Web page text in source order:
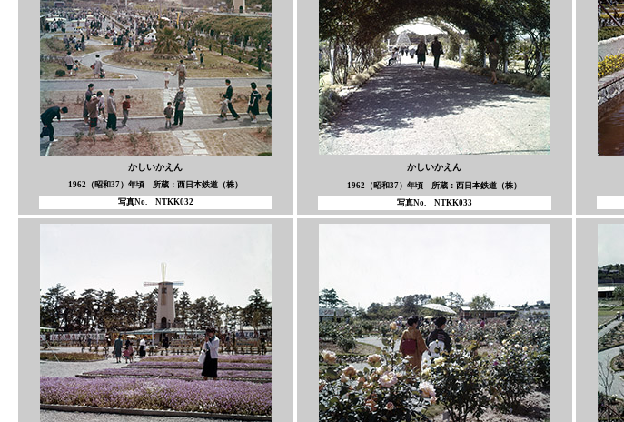
かしいかえん
1962（昭和37）年頃 所蔵：西日本鉄道（株）
写真No. NTKK032
かしいかえん
1962（昭和37）年頃 所蔵：西日本鉄道（株）
写真No. NTKK033